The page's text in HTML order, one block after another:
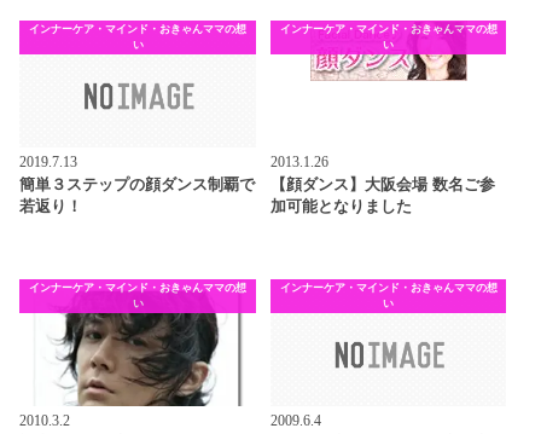
インナーケア・マインド・おきゃんママの想
い
2019.7.13
簡単３ステップの顔ダンス制覇で
若返り！
インナーケア・マインド・おきゃんママの想
い
2013.1.26
【顔ダンス】大阪会場 数名ご参
加可能となりました
インナーケア・マインド・おきゃんママの想
い
2010.3.2
インナーケア・マインド・おきゃんママの想
い
2009.6.4